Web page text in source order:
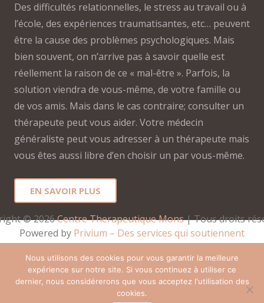
Des difficultés relationnelles, le stress au travail ou à
l’école, des expériences traumatisantes, etc… peuvent
être la cause des problèmes psychologiques. Mais
bien souvent, on n’arrive pas à savoir quelle est
réellement la raison de ce « mal-être ». Parfois, la
solution viendra de vous-même, de votre famille ou
de vos amis. Mais dans le cas contraire; consulter un
thérapeute peut vous aider. Votre médecin
généraliste peut vous adresser à un thérapeute mais
vous êtes aussi libre d’en choisir un par vous-même.
EN SAVOIR PLUS
© 2026 Centre Therapeutique Mons | Tous droits
Powered by Privium – Des services qui soutiennent
hypnotherapeutes.
RGPD – Politique de Protection de la Vie Privée
Nous utilisons des cookies pour vous garantir la meilleure
expérience sur notre site. Si vous continuez à utiliser ce
dernier, nous considérerons que vous acceptez l'utilisation des
cookies.